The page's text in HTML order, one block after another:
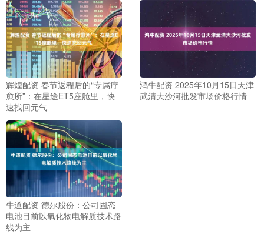
辉煌配资 春节返程后的“专属疗
愈所”：在星途ET5座舱里，快
速找回元气
鸿牛配资 2025年10月15日天津
武清大沙河批发市场价格行情
牛道配资 德尔股份：公司固态
电池目前以氧化物电解质技术路
线为主